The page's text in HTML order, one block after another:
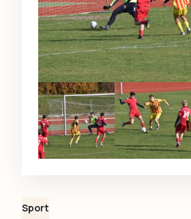
Sport